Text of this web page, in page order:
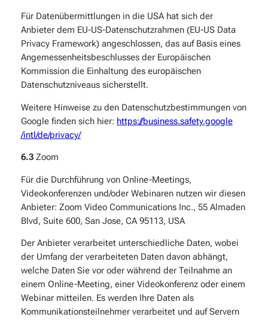
Für Datenübermittlungen in die USA hat sich der
Anbieter dem EU-US-Datenschutzrahmen (EU-US Data
Privacy Framework) angeschlossen, das auf Basis eines
Angemessenheitsbeschlusses der Europäischen
Kommission die Einhaltung des europäischen
Datenschutzniveaus sicherstellt.
Weitere Hinweise zu den Datenschutzbestimmungen von
Google finden sich hier: https://business.safety.google
/intl/de/privacy/
6.3Zoom
Für die Durchführung von Online-Meetings,
Videokonferenzen und/oder Webinaren nutzen wir diesen
Anbieter: Zoom Video Communications Inc., 55 Almaden
Blvd, Suite 600, San Jose, CA 95113, USA
Der Anbieter verarbeitet unterschiedliche Daten, wobei
der Umfang der verarbeiteten Daten davon abhängt,
welche Daten Sie vor oder während der Teilnahme an
einem Online-Meeting, einer Videokonferenz oder einem
Webinar mitteilen. Es werden Ihre Daten als
Kommunikationsteilnehmer verarbeitet und auf Servern